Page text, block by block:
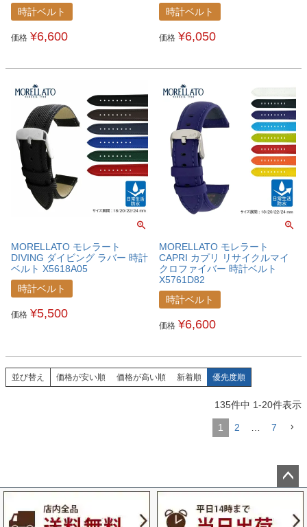
時計ベルト
価格 ¥6,600
時計ベルト
価格 ¥6,050
MORELLATO モレラート
DIVING ダイビング ラバー 時計
ベルト X5618A05
時計ベルト
価格 ¥5,500
MORELLATO モレラート
CAPRI カプリ リサイクルマイ
クロファイバー 時計ベルト
X5761D82
時計ベルト
価格 ¥6,600
並び替え 価格が安い順 価格が高い順 新着順 優先度順
135件中 1-20件表示
1 2 7
ペー
ップ